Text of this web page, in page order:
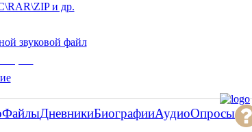
и др.
звуковой файл
ФайлыДневникиБиографииАудиоОпросы